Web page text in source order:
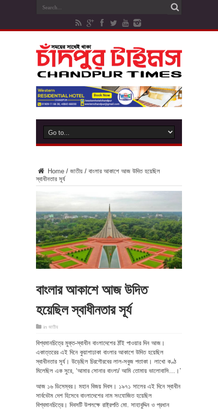
Home / জাতীয় / বাংলার আকাশে আজ উদিত হয়েছিল
স্বাধীনতার সূর্য
বাংলার আকাশে আজ উদিত
হয়েছিল স্বাধীনতার সূর্য
in জাতীয়
বিশ্বমানচিত্রে মুক্ত-স্বাধীন বাংলাদেশের ঠাঁই পাওয়ার দিন আজ।
একাত্তরের এই দিনে কুয়াশাঢাকা বাংলার আকাশে উদিত হয়েছিল
স্বাধীনতার সূর্য। উড়েছিল চিরগৌরবের লাল-সবুজ পতাকা। লাখো কণ্ঠ
মিলেছিল এক সুরে, ‘আমার সোনার বাংলা/ আমি তোমায় ভালোবাসি…।’
আজ ১৬ ডিসেম্বর। মহান বিজয় দিবস। ১৯৭১ সালের এই দিনে স্বাধীন
সার্বভৌম দেশ হিসেবে বাংলাদেশের নাম সংযোজিত হয়েছিল
বিশ্বমানচিত্রে। দিবসটি উপলক্ষে রাষ্ট্রপতি মো. সাহাবুদ্দিন ও প্রধান